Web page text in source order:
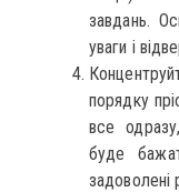
завдань.
уваги і
порядку
все
буде
задоволені